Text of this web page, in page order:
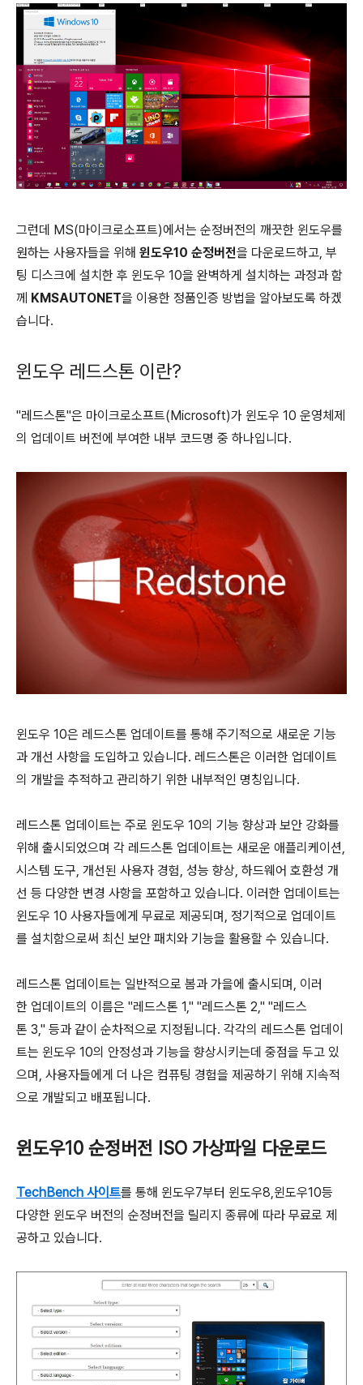
그런데 MS(마이크로소프트)에서는 순정버전의 깨끗한 윈도우를
원하는 사용자들을 위해 윈도우10 순정버전을 다운로드하고, 부
팅 디스크에 설치한 후 윈도우 10을 완벽하게 설치하는 과정과 함
께 KMSAUTONET을 이용한 정품인증 방법을 알아보도록 하겠
습니다.
윈도우 레드스톤 이란?
"레드스톤"은 마이크로소프트(Microsoft)가 윈도우 10 운영체제
의 업데이트 버전에 부여한 내부 코드명 중 하나입니다.
윈도우 10은 레드스톤 업데이트를 통해 주기적으로 새로운 기능
과 개선 사항을 도입하고 있습니다. 레드스톤은 이러한 업데이트
의 개발을 추적하고 관리하기 위한 내부적인 명칭입니다.
레드스톤 업데이트는 주로 윈도우 10의 기능 향상과 보안 강화를
위해 출시되었으며 각 레드스톤 업데이트는 새로운 애플리케이션,
시스템 도구, 개선된 사용자 경험, 성능 향상, 하드웨어 호환성 개
선 등 다양한 변경 사항을 포함하고 있습니다. 이러한 업데이트는
윈도우 10 사용자들에게 무료로 제공되며, 정기적으로 업데이트
를 설치함으로써 최신 보안 패치와 기능을 활용할 수 있습니다.
레드스톤 업데이트는 일반적으로 봄과 가을에 출시되며, 이러
한 업데이트의 이름은 "레드스톤 1," "레드스톤 2," "레드스
톤 3," 등과 같이 순차적으로 지정됩니다. 각각의 레드스톤 업데이
트는 윈도우 10의 안정성과 기능을 향상시키는데 중점을 두고 있
으며, 사용자들에게 더 나은 컴퓨팅 경험을 제공하기 위해 지속적
으로 개발되고 배포됩니다.
윈도우10 순정버전 ISO 가상파일 다운로드
TechBench 사이트를 통해 윈도우7부터 윈도우8,윈도우10등
다양한 윈도우 버전의 순정버전을 릴리지 종류에 따라 무료로 제
공하고 있습니다.